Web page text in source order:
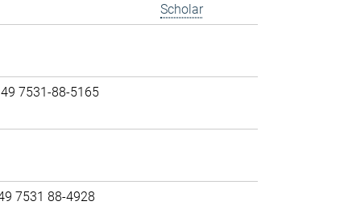
Scholar
7531-88-5165
7531 88-4928